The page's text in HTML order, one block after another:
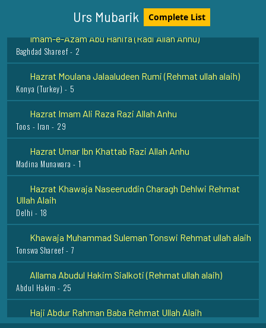
Urs Mubarik Complete List
Baghdad Shareef - 2
Hazrat Moulana Jalaaludeen Rumi (Rehmat ullah alaih)
Konya (Turkey) - 5
Hazrat Imam Ali Raza Razi Allah Anhu
Toos - Iran - 29
Hazrat Umar Ibn Khattab Razi Allah Anhu
Madina Munawara - 1
Hazrat Khawaja Naseeruddin Charagh Dehlwi Rehmat
Ullah Alaih
Delhi - 18
Khawaja Muhammad Suleman Tonswi Rehmat ullah alaih
Tonswa Shareef - 7
Allama Abudul Hakim Sialkoti (Rehmat ullah alaih)
Abdul Hakim - 25
Haji Abdur Rahman Baba Rehmat Ullah Alaih
Mumbai - 1
Syed Muhammad Naeem ud Din Muradabadi (Rehmat